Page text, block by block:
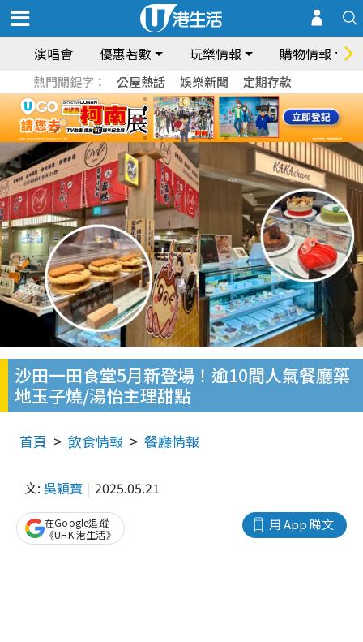
演唱會 優惠著數 玩樂情報 購物情報
熱門關鍵字： 公屋熱話 娛樂新聞 定期存款
沙田一田食堂5月新登場！逾10間人氣餐廳築
地玉子燒/湯怡主理甜點
首頁 飲食情報 餐廳情報
文: 吳穎寶 2025.05.21
用 App 睇文
在Google追蹤
《UHK 港生活》